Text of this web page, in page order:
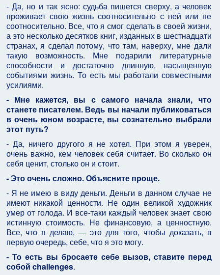
- Да, но и так ясно: судьба пишется сверху, а человек
проживает свою жизнь соотносительно с ней или не
соотносительно. Все, что я смог сделать в своей жизни,
а это несколько десятков книг, изданных в шестнадцати
странах, я сделал потому, что там, наверху, мне дали
такую возможность. Мне подарили литературные
способности и достаточно длинную, насыщенную
событиями жизнь. То есть мы работали совместными
усилиями.
- Мне кажется, вы с самого начала знали, что
станете писателем. Ведь вы начали публиковаться
в очень юном возрасте, вы сознательно выбрали
этот путь?
- Да, ничего другого я не хотел. При этом я уверен,
очень важно, кем человек себя считает. Во сколько он
себя ценит, столько он и стоит.
- Это очень сложно. Объясните проще.
- Я не имею в виду деньги. Деньги в данном случае не
имеют никакой ценности. Не один великой художник
умер от голода. И все-таки каждый человек знает свою
истинную стоимость. Не финансовую, а ценностную.
Все, что я делаю, — это для того, чтобы доказать, в
первую очередь, себе, что я это могу.
- То есть вы бросаете себе вызов, ставите перед
собой challenges.